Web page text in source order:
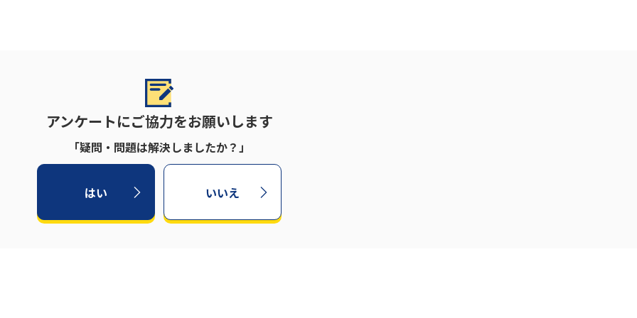
アンケートにご協力をお願いします
「疑問・問題は解決しましたか？」
はい いいえ